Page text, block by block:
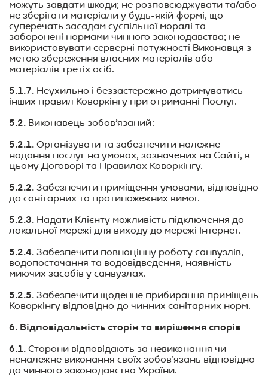
можуть завдати шкоди; не розповсюджувати та/або
не зберігати матеріали у будь-якій формі, що
суперечать засадам суспільної моралі та
заборонені нормами чинного законодавства; не
використовувати серверні потужності Виконавця з
метою збереження власних матеріалів або
матеріалів третіх осіб.
5.1.7. Неухильно і беззастережно дотримуватись
інших правил Коворкінгу при отриманні Послуг.
5.2. Виконавець зобов’язаний:
5.2.1. Організувати та забезпечити належне
надання послуг на умовах, зазначених на Сайті, в
цьому Договорі та Правилах Коворкінгу.
5.2.2. Забезпечити приміщення умовами, відповідно
до санітарних та протипожежних вимог.
5.2.3. Надати Клієнту можливість підключення до
локальної мережі для виходу до мережі Інтернет.
5.2.4. Забезпечити повноцінну роботу санвузлів,
водопостачання та водовідведення, наявність
миючих засобів у санвузлах.
5.2.5. Забезпечити щоденне прибирання приміщень
Коворкінгу відповідно до чинних санітарних норм.
6. Відповідальність сторін та вирішення спорів
6.1. Сторони відповідають за невиконання чи
неналежне виконання своїх зобов’язань відповідно
до чинного законодавства України.